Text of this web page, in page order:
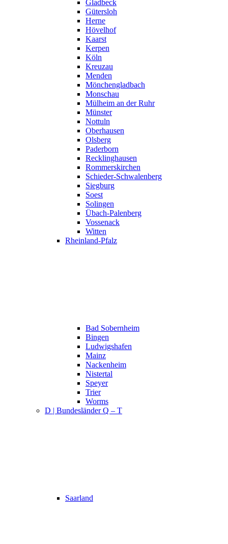
Gladbeck
Gütersloh
Herne
Hövelhof
Kaarst
Kerpen
Köln
Kreuzau
Menden
Mönchengladbach
Monschau
Mülheim an der Ruhr
Münster
Nottuln
Oberhausen
Olsberg
Paderborn
Recklinghausen
Rommerskirchen
Schieder-Schwalenberg
Siegburg
Soest
Solingen
Übach-Palenberg
Vossenack
Witten
Rheinland-Pfalz
Bad Sobernheim
Bingen
Ludwigshafen
Mainz
Nackenheim
Nistertal
Speyer
Trier
Worms
D | Bundesländer Q – T
Saarland